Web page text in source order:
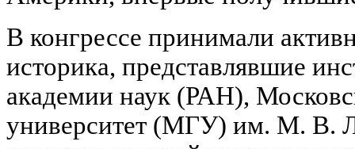
В конгрессе принимали
историка, представлявшие
академии наук (РАН),
университет (МГУ) им. М. В.